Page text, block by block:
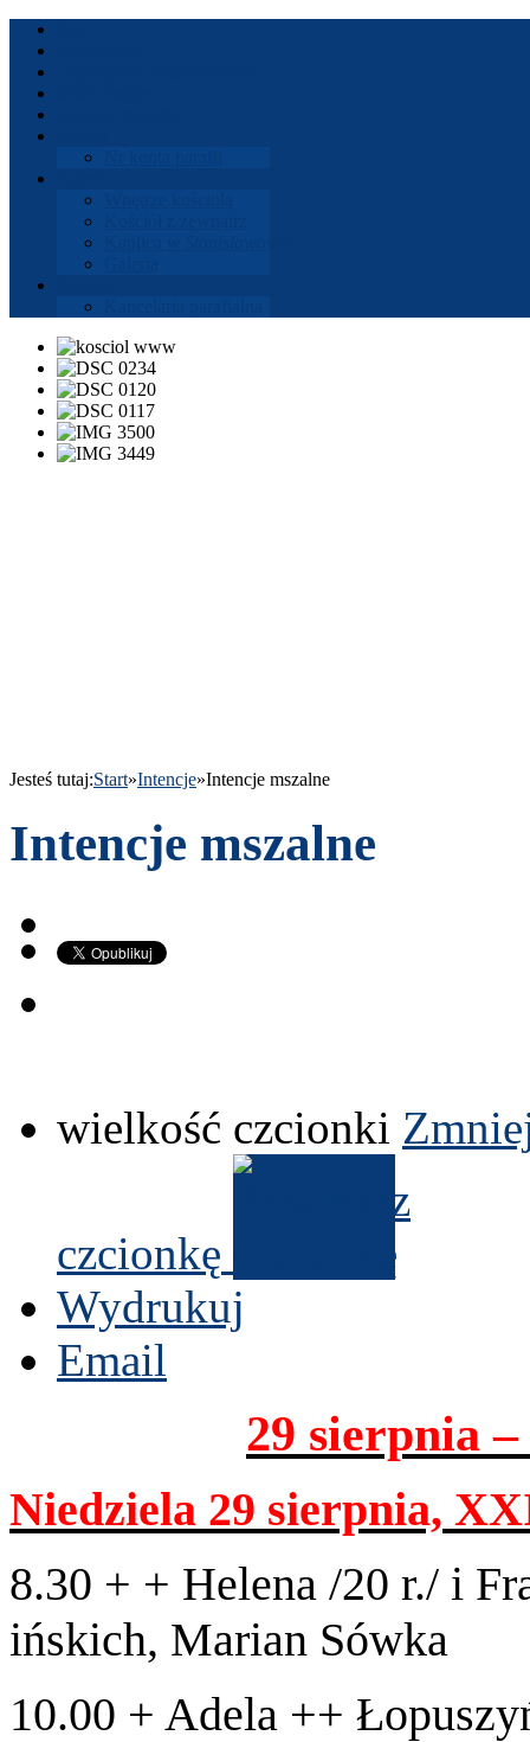
Jesteś tutaj:Start»Intencje»Intencje mszalne
Intencje mszalne
wielkość czcionki
czcionkę
Wydrukuj
Email
29 sierp­nia –
Niedziela 29 sierp­nia,
8.30 + + Helena /​20 r./ i
ińs­kich, Mar­ian Sówka
10.00 + Adela ++